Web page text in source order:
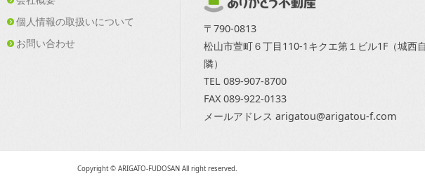
個人情報の取扱いについて
お問い合わせ
〒790-0813
松山市萱町６丁目110-1キクエ第１ビル1F（城西
隣）
TEL 089-907-8700
FAX 089-922-0133
メールアドレス arigatou@arigatou-f.com
Copyright © ARIGATO-FUDOSAN All right reserved.